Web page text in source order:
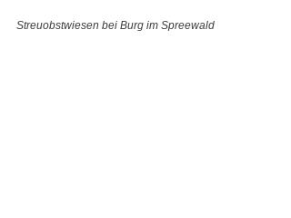
Streuobstwiesen bei Burg im Spreewald